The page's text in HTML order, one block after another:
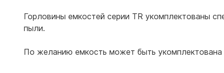
Горловины емкостей серии TR укомплектованы
пыли.
По желанию емкость может быть укомплектована